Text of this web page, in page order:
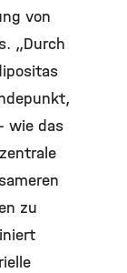
von
„Durch
wie das
zu